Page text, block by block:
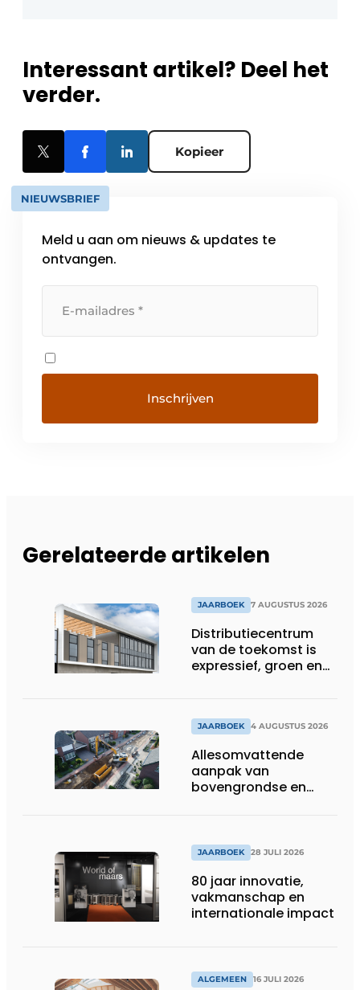
Interessant artikel? Deel het
verder.
Kopieer
NIEUWSBRIEF
Meld u aan om nieuws & updates te
ontvangen.
Gerelateerde artikelen
JAARBOEK 7 AUGUSTUS 2026
Distributiecentrum
van de toekomst is
expressief, groen en
JAARBOEK 4 AUGUSTUS 2026
Allesomvattende
aanpak van
bovengrondse en
JAARBOEK 28 JULI 2026
80 jaar innovatie,
vakmanschap en
internationale impact
ALGEMEEN 16 JULI 2026